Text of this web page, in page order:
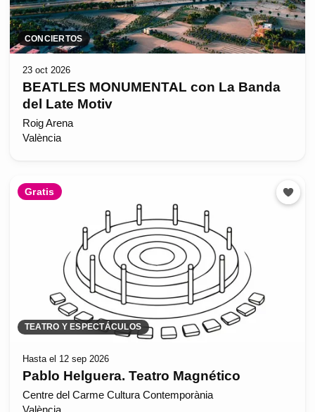
CONCIERTOS
23 oct 2026
BEATLES MONUMENTAL con La Banda
del Late Motiv
Roig Arena
València
Gratis
TEATRO Y ESPECTÁCULOS
Hasta el 12 sep 2026
Pablo Helguera. Teatro Magnético
Centre del Carme Cultura Contemporània